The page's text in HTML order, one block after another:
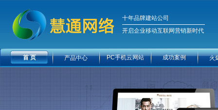
十年品牌建站公司
开启企业移动互联网营销新时代
首 页 产品中心 PC手机云网站 成功案例 火